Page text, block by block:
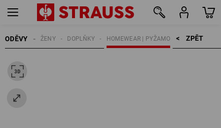
ODĚVY ZPĚT    >
HOMEWEAR | PYŽAMO
DOPLŇKY
ŽENY